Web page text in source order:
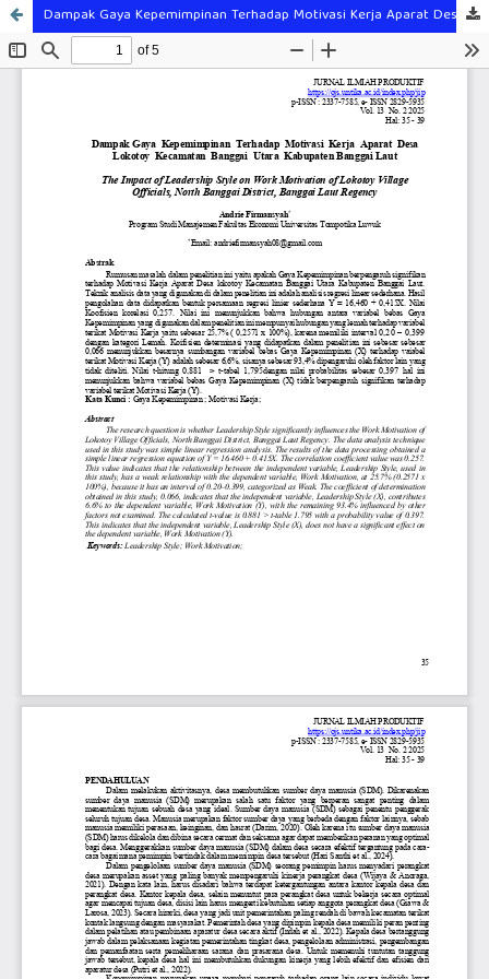
Dampak Gaya Kepemimpinan Terhadap Motivasi Kerja Aparat Desa Lokotoy Kecamatan Banggai Utara Kabupaten Banggai Laut